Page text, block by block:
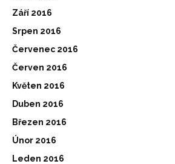
Září 2016
Srpen 2016
Červenec 2016
Červen 2016
Květen 2016
Duben 2016
Březen 2016
Únor 2016
Leden 2016